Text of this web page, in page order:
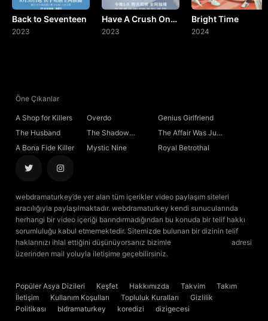
20. Bölüm
Back to Seventeen
2023
Have A Crush On
You
2023
Bright Time
2024
Öne Çıkanlar
A Shop for Killers Overdo
Genius Girlfriend
The Husband
The Shadow
Sovereign
The Affair Was Just
the Beginning
A Bona Fide Killer Mystic Nine Royal Betrothal
webdramaturkey’de yer alan tüm içerikler video paylaşım siteleri
aracılığıyla paylaşılmaktadır. webdramaturkey kendi sunucularında
herhangi bir video içeriği barındırmadığından bu konuda bir telif hakkı
sorumluluğu kabul etmemektedir. Sitemizde bulunan bir dizinin telif
haklarınızı ihlal ettiğini düşünüyorsanız bizimle
adresi
üzerinden mail yoluyla iletişime geçebilirsiniz.
Popüler Asya Dizileri Keşfet Hakkımızda Takvim
Takım
İletişim
Kullanım Koşulları Topluluk Kuralları
Gizlilik
Politikası
bldramaturkey koredizi
dizigecesi